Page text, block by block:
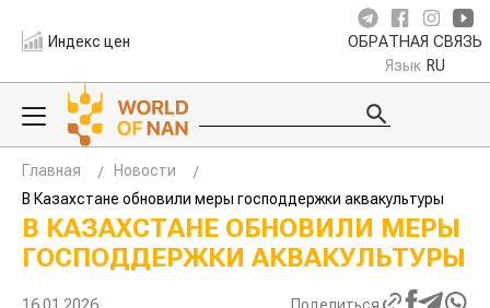
Индекс цен ОБРАТНАЯ СВЯЗЬ
Язык RU
Главная
Новости
В Казахстане обновили меры господдержки аквакультуры
В КАЗАХСТАНЕ ОБНОВИЛИ
МЕРЫ ГОСПОДДЕРЖКИ